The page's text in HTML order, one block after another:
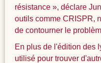
résistance », déclare
outils comme CRISPR,
de contourner le
En plus de l'édition des
utilisé pour trouver